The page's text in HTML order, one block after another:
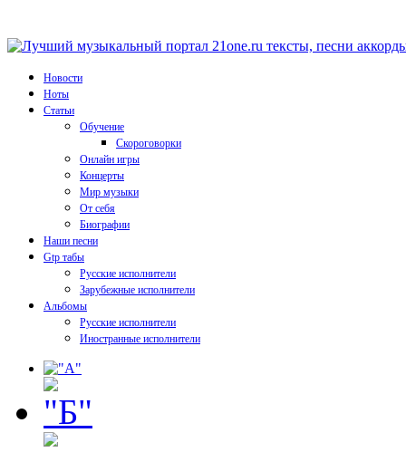
Новости
Ноты
Статьи
Обучение
Скороговорки
Онлайн игры
Концерты
Мир музыки
От себя
Биографии
Наши песни
Gtp табы
Русские исполнители
Зарубежные исполнители
Альбомы
Русские исполнители
Иностранные исполнители